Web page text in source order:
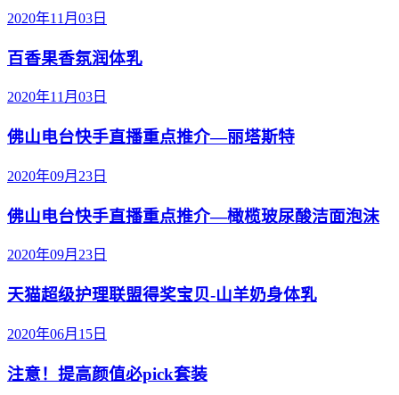
2020年11月03日
百香果香氛润体乳
2020年11月03日
佛山电台快手直播重点推介—丽塔斯特
2020年09月23日
佛山电台快手直播重点推介—橄榄玻尿酸洁面泡沫
2020年09月23日
天猫超级护理联盟得奖宝贝-山羊奶身体乳
2020年06月15日
注意！提高颜值必pick套装